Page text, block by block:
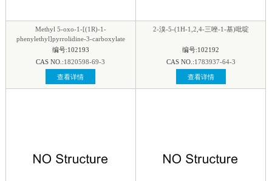
Methyl 5-oxo-1-[(1R)-1-
phenylethyl]pyrrolidine-3-carboxylate
编号:102193
CAS NO.:1820598-69-3
查看详情
2-溴-5-(1H-1,2,4-三唑-1-基)吡啶
编号:102192
CAS NO.:1783937-64-3
查看详情